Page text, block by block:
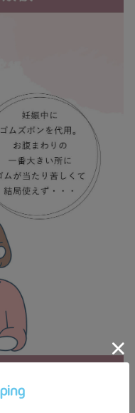
ートへ進む